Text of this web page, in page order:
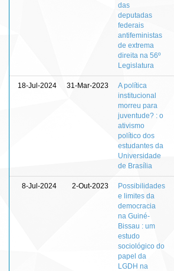
das
deputadas
federais
antifeministas
de extrema
direita na 56º
Legislatura
18-Jul-2024 31-Mar-2023
A política
institucional
morreu para
juventude? : o
ativismo
político dos
estudantes da
Universidade
de Brasília
8-Jul-2024 2-Out-2023
Possibilidades
e limites da
democracia
na Guiné-
Bissau : um
estudo
sociológico do
papel da
LGDH na